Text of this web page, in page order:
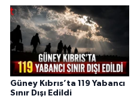
Güney Kıbrıs’ta 119 Yabancı
Sınır Dışı Edildi